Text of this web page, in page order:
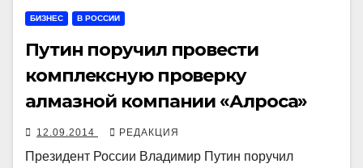
БИЗНЕС В РОССИИ
Путин поручил провести
комплексную проверку
алмазной компании «Алроса»
12.09.2014 РЕДАКЦИЯ
Президент России Владимир Путин поручил